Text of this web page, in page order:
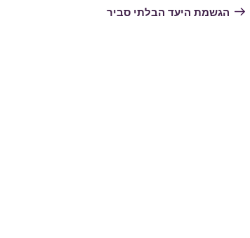
הקודם
הגשמת היעד הבלתי סביר